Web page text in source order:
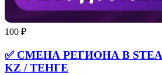
100 ₽
✅ СМЕНА РЕГИОНА В
KZ / ТЕНГЕ